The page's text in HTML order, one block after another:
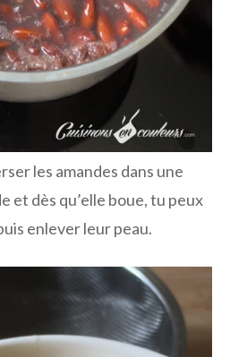
les amandes dans une
et dès qu’elle boue, tu peux
enlever leur peau.